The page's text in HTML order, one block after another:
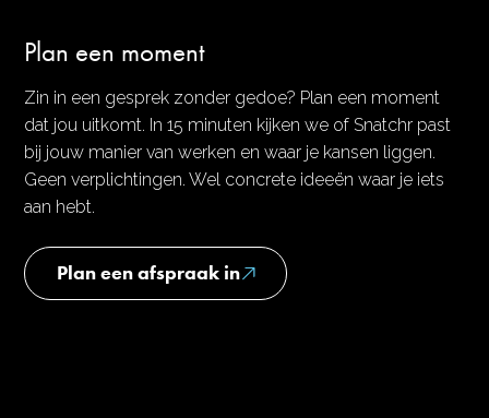
Plan een moment
Zin in een gesprek zonder gedoe? Plan een moment
dat jou uitkomt. In 15 minuten kijken we of Snatchr past
bij jouw manier van werken en waar je kansen liggen.
Geen verplichtingen. Wel concrete ideeën waar je iets
aan hebt.
Plan een afspraak in